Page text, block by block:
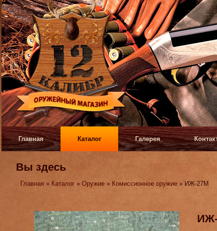
Главная Каталог Галерея
Вы здесь
Главная » Каталог »Оружие » Комиссионное оружие » ИЖ-27М